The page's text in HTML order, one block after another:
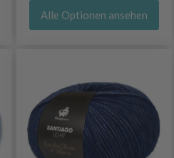
Alle Optionen ansehen